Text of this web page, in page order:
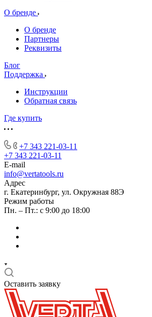
О бренде
О бренде
Партнеры
Реквизиты
Блог
Поддержка
Инструкции
Обратная связь
Где купить
+7 343 221-03-11
+7 343 221-03-11
E-mail
info@vertatools.ru
Адрес
г. Екатеринбург, ул. Окружная 88Э
Режим работы
Пн. – Пт.: с 9:00 до 18:00
Оставить заявку